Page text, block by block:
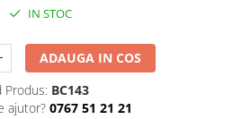
IN STOC
ADAUGA IN COS
Produs: BC143
ajutor? 0767 51 21 21